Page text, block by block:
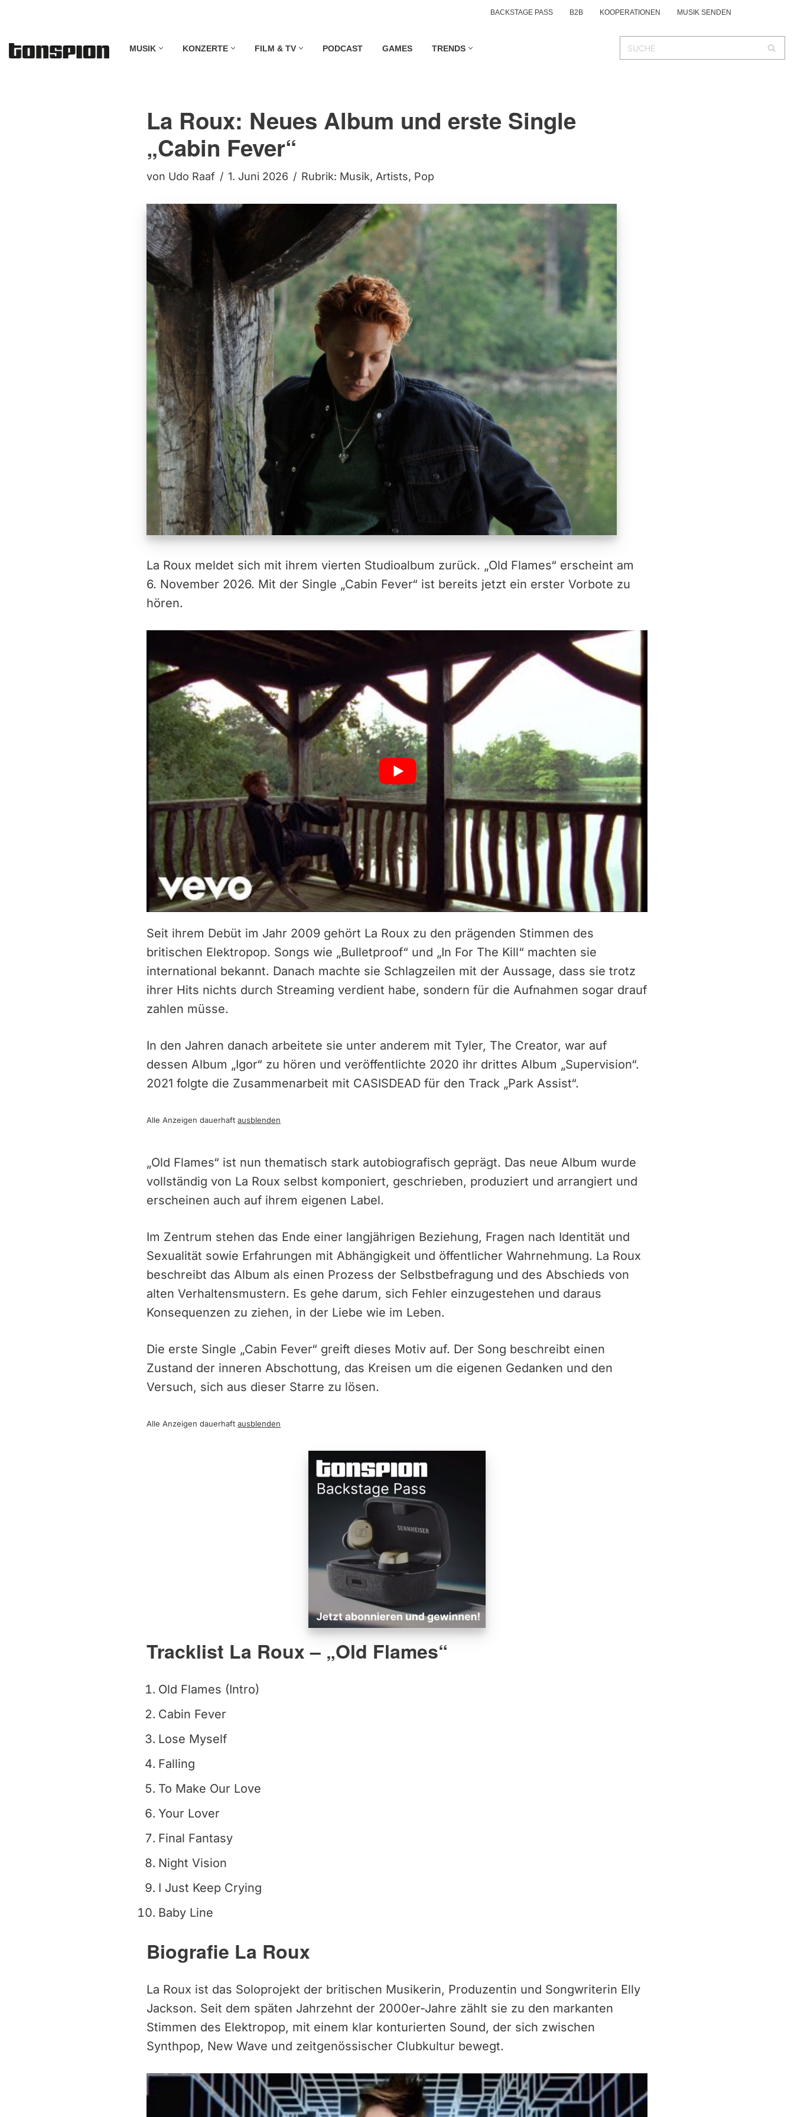
Inhalt
BACKSTAGE PASS B2B KOOPERATIONEN MUSIK SENDEN
MUSIK KONZERTE FILM & TV PODCAST GAMES TRENDS
La Roux: Neues Album und erste Single
„Cabin Fever“
von Udo Raaf 1. Juni 2026 Rubrik: Musik, Artists, Pop
La Roux meldet sich mit ihrem vierten Studioalbum zurück. „Old Flames“ erscheint am
6. November 2026. Mit der Single „Cabin Fever“ ist bereits jetzt ein erster Vorbote zu
hören.
Seit ihrem Debüt im Jahr 2009 gehört La Roux zu den prägenden Stimmen des
britischen Elektropop. Songs wie „Bulletproof“ und „In For The Kill“ machten sie
international bekannt. Danach machte sie Schlagzeilen mit der Aussage, dass sie trotz
ihrer Hits nichts durch Streaming verdient habe, sondern für die Aufnahmen sogar drauf
zahlen müsse.
In den Jahren danach arbeitete sie unter anderem mit Tyler, The Creator, war auf
dessen Album „Igor“ zu hören und veröffentlichte 2020 ihr drittes Album „Supervision“.
2021 folgte die Zusammenarbeit mit CASISDEAD für den Track „Park Assist“.
Alle Anzeigen dauerhaftausblenden
„Old Flames“ ist nun thematisch stark autobiografisch geprägt. Das neue Album wurde
vollständig von La Roux selbst komponiert, geschrieben, produziert und arrangiert und
erscheinen auch auf ihrem eigenen Label.
Im Zentrum stehen das Ende einer langjährigen Beziehung, Fragen nach Identität und
Sexualität sowie Erfahrungen mit Abhängigkeit und öffentlicher Wahrnehmung. La Roux
beschreibt das Album als einen Prozess der Selbstbefragung und des Abschieds von
alten Verhaltensmustern. Es gehe darum, sich Fehler einzugestehen und daraus
Konsequenzen zu ziehen, in der Liebe wie im Leben.
Die erste Single „Cabin Fever“ greift dieses Motiv auf. Der Song beschreibt einen
Zustand der inneren Abschottung, das Kreisen um die eigenen Gedanken und den
Versuch, sich aus dieser Starre zu lösen.
Alle Anzeigen dauerhaftausblenden
Tracklist La Roux – „Old Flames“
Old Flames (Intro)
Cabin Fever
Lose Myself
Falling
To Make Our Love
Your Lover
Final Fantasy
Night Vision
I Just Keep Crying
Baby Line
Biografie La Roux
La Roux ist das Soloprojekt der britischen Musikerin, Produzentin und Songwriterin Elly
Jackson. Seit dem späten Jahrzehnt der 2000er-Jahre zählt sie zu den markanten
Stimmen des Elektropop, mit einem klar konturierten Sound, der sich zwischen
Synthpop, New Wave und zeitgenössischer Clubkultur bewegt.